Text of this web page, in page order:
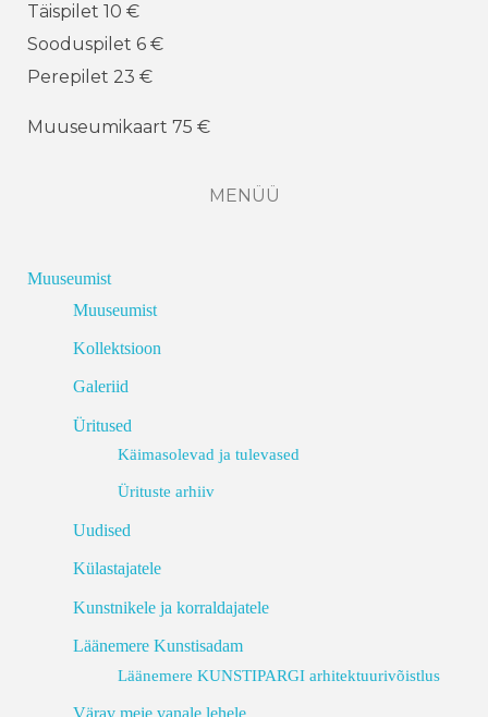
Täispilet 10 €
Sooduspilet 6 €
Perepilet 23 €
Muuseumikaart 75 €
MENÜÜ
Muuseumist
Muuseumist
Kollektsioon
Galeriid
Üritused
Käimasolevad ja tulevased
Ürituste arhiiv
Uudised
Külastajatele
Kunstnikele ja korraldajatele
Läänemere Kunstisadam
Läänemere KUNSTIPARGI arhitektuurivõistlus
Värav meie vanale lehele